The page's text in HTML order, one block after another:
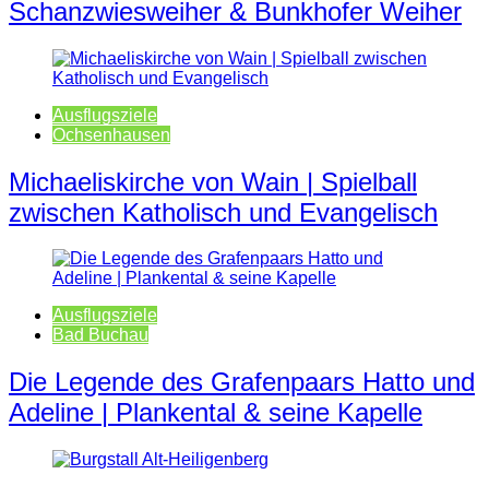
Schanzwiesweiher & Bunkhofer Weiher
Ausflugsziele
Ochsenhausen
Michaeliskirche von Wain | Spielball
zwischen Katholisch und Evangelisch
Ausflugsziele
Bad Buchau
Die Legende des Grafenpaars Hatto und
Adeline | Plankental & seine Kapelle